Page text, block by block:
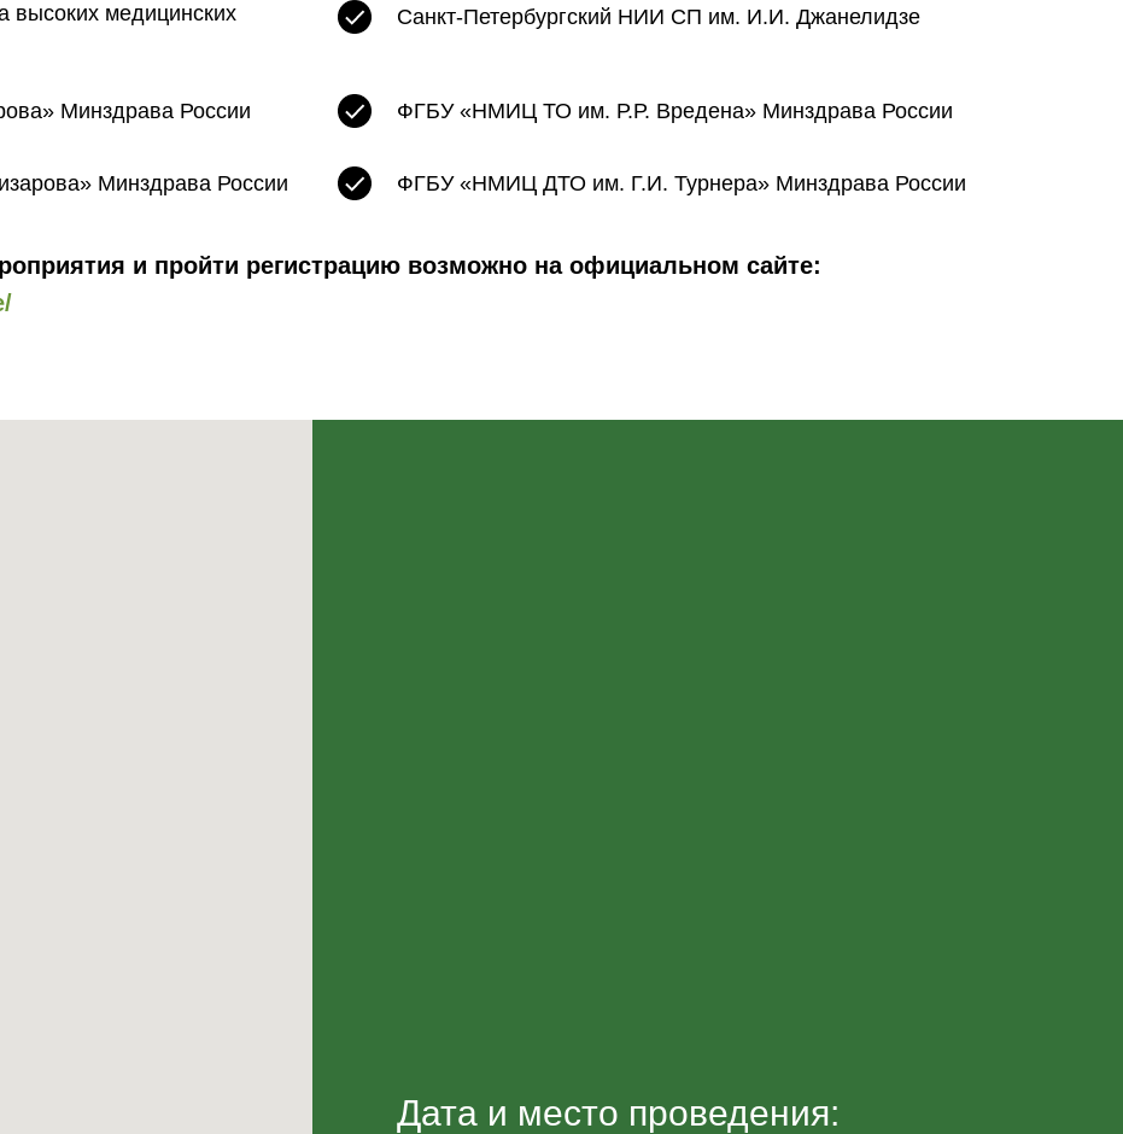
высоких медицинских
Санкт-Петербургский НИИ СП им. И.И. Джанелидзе
Минздрава России ФГБУ «НМИЦ ТО им. Р.Р. Вредена» Минздрава России
Минздрава России ФГБУ «НМИЦ ДТО им. Г.И. Турнера» Минздрава России
и пройти регистрацию возможно на официальном сайте:
Дата и место проведения: